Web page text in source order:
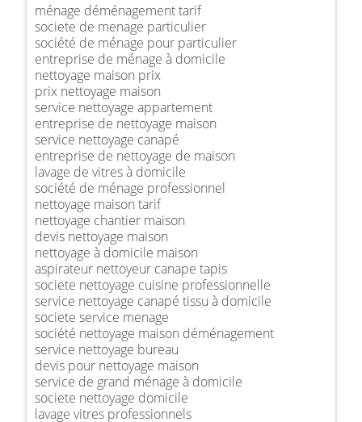
ménage déménagement tarif
societe de menage particulier
société de ménage pour particulier
entreprise de ménage à domicile
nettoyage maison prix
prix nettoyage maison
service nettoyage appartement
entreprise de nettoyage maison
service nettoyage canapé
entreprise de nettoyage de maison
lavage de vitres à domicile
société de ménage professionnel
nettoyage maison tarif
nettoyage chantier maison
devis nettoyage maison
nettoyage à domicile maison
aspirateur nettoyeur canape tapis
societe nettoyage cuisine professionnelle
service nettoyage canapé tissu à domicile
societe service menage
société nettoyage maison déménagement
service nettoyage bureau
devis pour nettoyage maison
service de grand ménage à domicile
societe nettoyage domicile
lavage vitres professionnels